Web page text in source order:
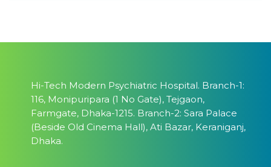
Hi-Tech Modern Psychiatric Hospital. Branch-1:
116, Monipuripara (1 No Gate), Tejgaon,
Farmgate, Dhaka-1215. Branch-2: Sara Palace
(Beside Old Cinema Hall), Ati Bazar, Keraniganj,
Dhaka.